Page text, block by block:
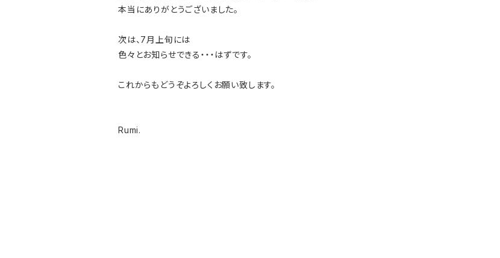
本当にありがとうございました。
次は、7月上旬には
色々とお知らせできる・・・はずです。
これからもどうぞよろしくお願い致します。
Rumi.